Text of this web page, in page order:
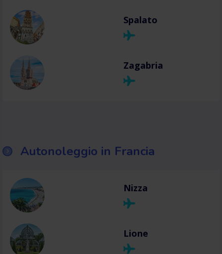
Spalato
Zagabria
Autonoleggio in Francia
Nizza
Lione